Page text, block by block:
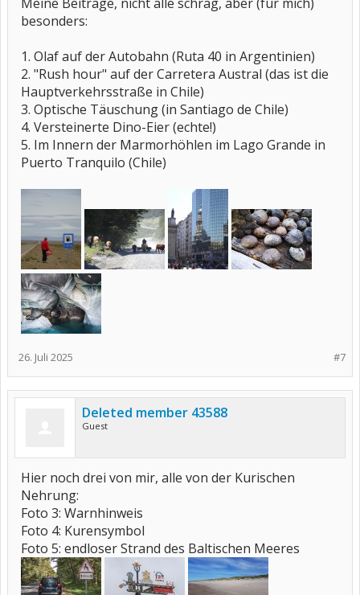
besonders:
1. Olaf auf der Autobahn (Ruta 40 in Argentinien)
2. "Rush hour" auf der Carretera Austral (das ist die
Hauptverkehrsstraße in Chile)
3. Optische Täuschung (in Santiago de Chile)
4. Versteinerte Dino-Eier (echte!)
5. Im Innern der Marmorhöhlen im Lago Grande in
Puerto Tranquilo (Chile)
#7
26. Juli 2025
Deleted member 43588
Guest
Hier noch drei von mir, alle von der Kurischen
Nehrung:
Foto 3: Warnhinweis
Foto 4: Kurensymbol
Foto 5: endloser Strand des Baltischen Meeres